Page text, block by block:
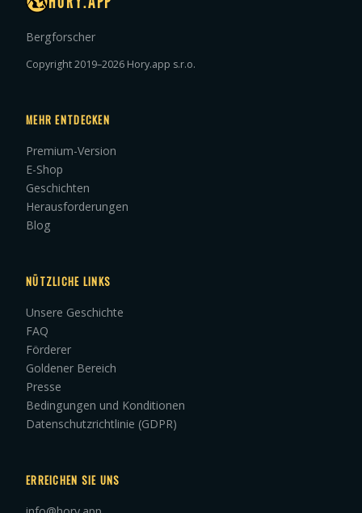
Bergforscher
Copyright 2019–2026 Hory.app s.r.o.
MEHR ENTDECKEN
Premium-Version
E-Shop
Geschichten
Herausforderungen
Blog
NÜTZLICHE LINKS
Unsere Geschichte
FAQ
Förderer
Goldener Bereich
Presse
Bedingungen und Konditionen
Datenschutzrichtlinie (GDPR)
ERREICHEN SIE UNS